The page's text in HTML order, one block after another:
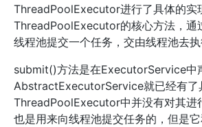
ThreadPoolExecutor进行了具体的实
ThreadPoolExecutor的核心方法，通
线程池提交一个任务，交由线程池去执
submit()方法是在ExecutorService中
AbstractExecutorService就已经有了
ThreadPoolExecutor中并没有对其进
也是用来向线程池提交任务的，但是